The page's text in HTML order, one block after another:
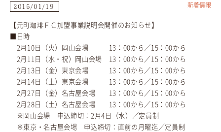
新着情報
2015/01/19
【元町珈琲ＦＣ加盟事業説明会開催のお知らせ】
■日時
2月10日（火）岡山会場 13：00から／15：00から
2月11日（水・祝）岡山会場 13：00から／15：00から
2月13日（金）東京会場 13：00から／15：00から
2月14日（土）東京会場 13：00から／15：00から
2月27日（金）名古屋会場 13：00から／15：00から
2月28日（土）名古屋会場 13：00から／15：00から
※岡山会場 申込締切：2月4日（水）／定員制
※東京・名古屋会場 申込締切：直前の月曜迄／定員制